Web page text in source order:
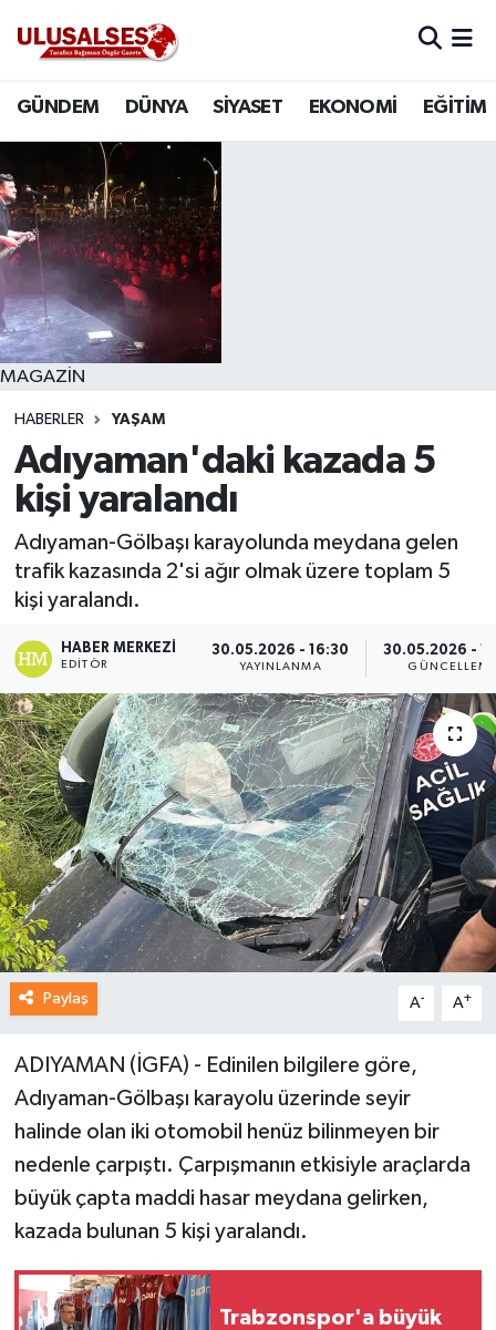
GÜNDEM DÜNYA SİYASET EKONOMİ EĞİTİM
MAGAZİN
HABERLER YAŞAM
Adıyaman'daki kazada 5
kişi yaralandı
Adıyaman-Gölbaşı karayolunda meydana gelen
trafik kazasında 2'si ağır olmak üzere toplam 5
kişi yaralandı.
HABER MERKEZI
EDITÖR
30.05.2026 - 16:30
YAYINLANMA
30.05.2026 -
Paylaş A- A+
ADIYAMAN (İGFA) - Edinilen bilgilere göre,
Adıyaman-Gölbaşı karayolu üzerinde seyir
halinde olan iki otomobil henüz bilinmeyen bir
nedenle çarpıştı. Çarpışmanın etkisiyle araçlarda
büyük çapta maddi hasar meydana gelirken,
kazada bulunan 5 kişi yaralandı.
Trabzonspor'a büyük
DÜNYA
SİYASET
EKONOMİ
EĞİTİM
SAĞLIK
MAGAZİN
SPOR
Trafik Durumu
Süper Lig Puan Durumu ve Fikstür
Tüm Manşetler
Son Dakika Haberleri
Haber Arşivi